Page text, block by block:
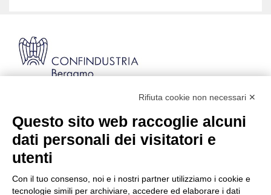
Codice Fiscale: 80021750163 | PEC:
info@pec.confindustriabergamo.it
CONFINDUSTRIA BERGAMO
Rifiuta cookie non necessari ✕
Questo sito web raccoglie alcuni
dati personali dei visitatori e
utenti
Con il tuo consenso, noi e i nostri partner utilizziamo i cookie e
tecnologie simili per archiviare, accedere ed elaborare i dati